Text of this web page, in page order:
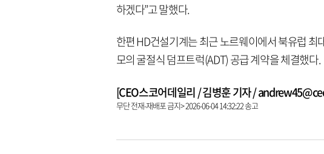
하겠다”고 말했다.
한편 HD건설기계는 최근 노르웨이에서 북유럽
모의 굴절식 덤프트럭(ADT) 공급 계약을 체결했다.
[CEO스코어데일리 / 김병훈 기자 /
무단 전재-재배포 금지> 2026-06-04 14:32:22 송고